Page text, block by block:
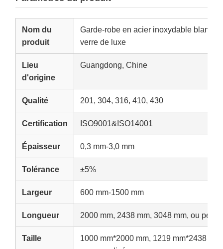
Nom du
produit
Garde-robe en acier inoxydable blanc-
verre de luxe
Lieu
d'origine
Guangdong, Chine
Qualité 201, 304, 316, 410, 430
Certification ISO9001&ISO14001
Épaisseur 0,3 mm-3,0 mm
Tolérance ±5%
Largeur 600 mm-1500 mm
Longueur 2000 mm, 2438 mm, 3048 mm, ou
Taille
1000 mm*2000 mm, 1219 mm*2438